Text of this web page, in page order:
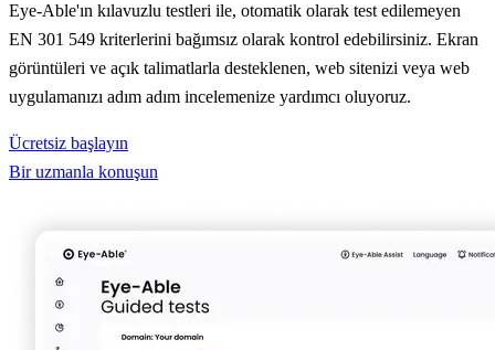
Eye-Able'ın kılavuzlu testleri ile, otomatik olarak test edilemeyen
EN 301 549 kriterlerini bağımsız olarak kontrol edebilirsiniz. Ekran
görüntüleri ve açık talimatlarla desteklenen, web sitenizi veya web
uygulamanızı adım adım incelemenize yardımcı oluyoruz.
Ücretsiz başlayın
Bir uzmanla konuşun